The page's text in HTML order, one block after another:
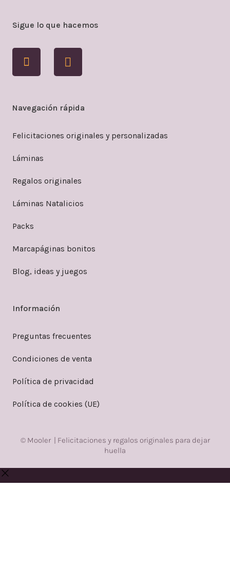
Sigue lo que hacemos
Navegación rápida
Felicitaciones originales y personalizadas
Láminas
Regalos originales
Láminas Natalicios
Packs
Marcapáginas bonitos
Blog, ideas y juegos
Información
Preguntas frecuentes
Condiciones de venta
Política de privacidad
Política de cookies (UE)
© Mooler | Felicitaciones y regalos originales para dejar
huella